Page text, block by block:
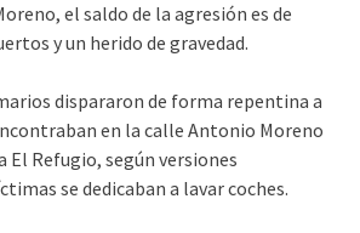
el saldo de la agresión es de
y un herido de gravedad.
dispararon de forma repentina a
en la calle Antonio Moreno
El Refugio, según versiones
se dedicaban a lavar coches.